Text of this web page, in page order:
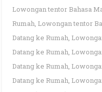
Lowongan tentor Bahasa
Rumah, Lowongan tentor
Datang ke Rumah,
Datang ke Rumah,
Datang ke Rumah,
Datang ke Rumah,